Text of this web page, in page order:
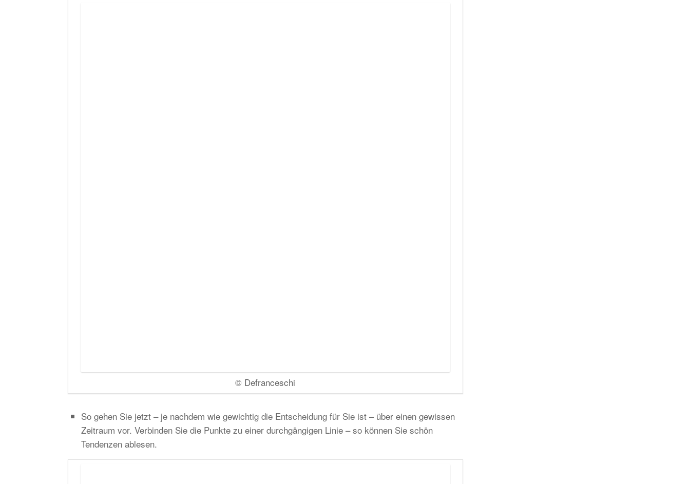
© Defranceschi
So gehen Sie jetzt – je nachdem wie gewichtig die Entscheidung für Sie ist – über einen gewissen
Zeitraum vor. Verbinden Sie die Punkte zu einer durchgängigen Linie – so können Sie schön
Tendenzen ablesen.